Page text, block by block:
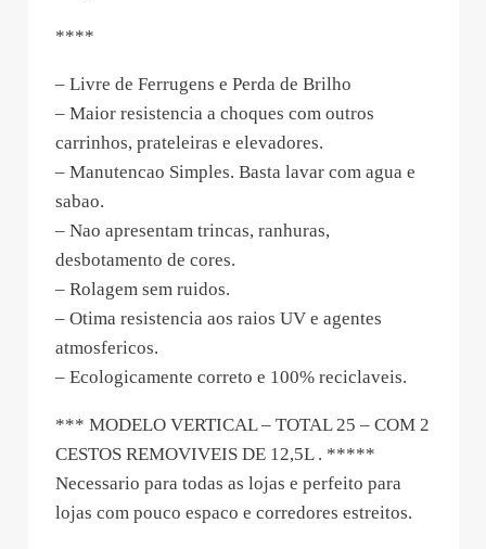
****
– Livre de Ferrugens e Perda de Brilho
– Maior resistencia a choques com outros
carrinhos, prateleiras e elevadores.
– Manutencao Simples. Basta lavar com agua e
sabao.
– Nao apresentam trincas, ranhuras,
desbotamento de cores.
– Rolagem sem ruidos.
– Otima resistencia aos raios UV e agentes
atmosfericos.
– Ecologicamente correto e 100% reciclaveis.
*** MODELO VERTICAL – TOTAL 25 – COM 2
CESTOS REMOVIVEIS DE 12,5L . *****
Necessario para todas as lojas e perfeito para
lojas com pouco espaco e corredores estreitos.